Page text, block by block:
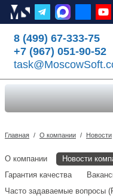
8 (499) 67-333-75
+7 (967) 051-90-52
Главная / О компании / Новости
О компании Новости
Гарантия качества
Часто задаваемые вопросы